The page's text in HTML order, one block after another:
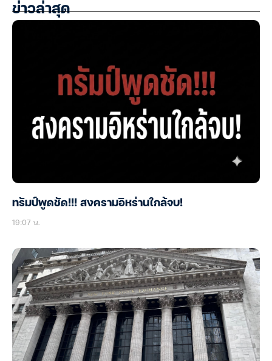
ข่าวล่าสุด
ทรัมป์พูดชัด!!! สงครามอิหร่านใกล้จบ!
19:07 น.